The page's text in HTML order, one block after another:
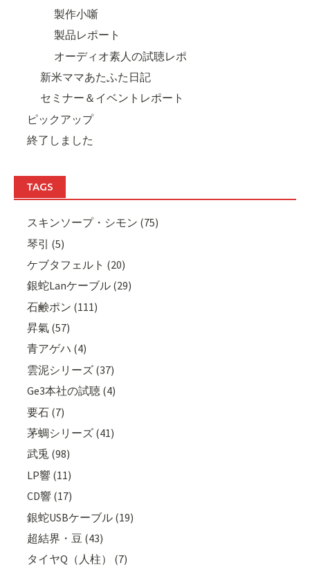
製作小噺
製品レポート
オーディオ素人の試聴レポ
新米ママあたふた日記
セミナー＆イベントレポート
ピックアップ
終了しました
TAGS
スキンソープ・シモン (75)
琴引 (5)
ケブタフェルト (20)
銀蛇Lanケーブル (29)
石鹸ポン (111)
昇氣 (57)
青アゲハ (4)
雲泥シリーズ (37)
Ge3本社の試聴 (4)
要石 (7)
茅蜩シリーズ (41)
武兎 (98)
LP響 (11)
CD響 (17)
銀蛇USBケーブル (19)
超結界・豆 (43)
タイヤQ（人柱） (7)